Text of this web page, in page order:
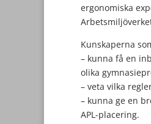
ergonomiska
Kunskaperna
– kunna få en
olika
– veta vilka
– kunna ge en
APL-placering.